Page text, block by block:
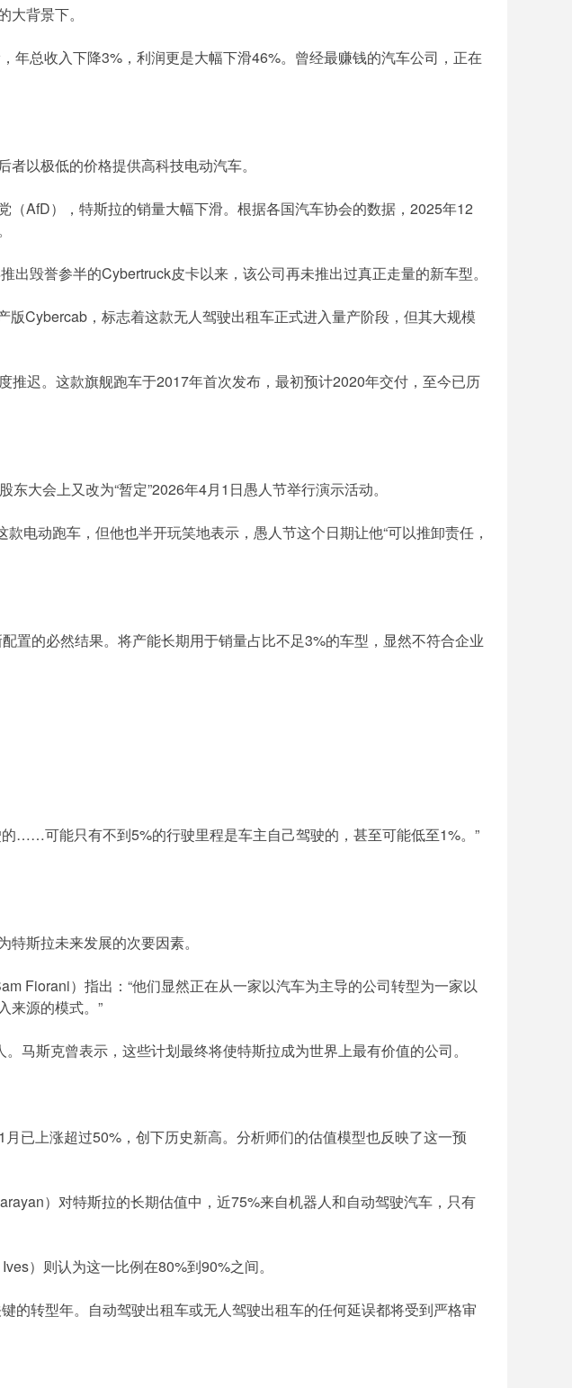
背景下。
年总收入下降3%，利润更是大幅下滑46%。曾经最赚钱的汽车公司，正在
以极低的价格提供高科技电动汽车。
AfD），特斯拉的销量大幅下滑。根据各国汽车协会的数据，2025年12
毁誉参半的Cybertruck皮卡以来，该公司再未推出过真正走量的新车型。
Cybercab，标志着这款无人驾驶出租车正式进入量产阶段，但其大规模
迟。这款旗舰跑车于2017年首次发布，最初预计2020年交付，至今已历
大会上又改为“暂定”2026年4月1日愚人节举行演示活动。
电动跑车，但他也半开玩笑地表示，愚人节这个日期让他“可以推卸责任，
置的必然结果。将产能长期用于销量占比不足3%的车型，显然不符合企业
……可能只有不到5%的行驶里程是车主自己驾驶的，甚至可能低至1%。”
斯拉未来发展的次要因素。
Fiorani）指出：“他们显然正在从一家以汽车为主导的公司转型为一家以
来源的模式。”
马斯克曾表示，这些计划最终将使特斯拉成为世界上最有价值的公司。
已上涨超过50%，创下历史新高。分析师们的估值模型也反映了这一预
）对特斯拉的长期估值中，近75%来自机器人和自动驾驶汽车，只有
）则认为这一比例在80%到90%之间。
的转型年。自动驾驶出租车或无人驾驶出租车的任何延误都将受到严格审